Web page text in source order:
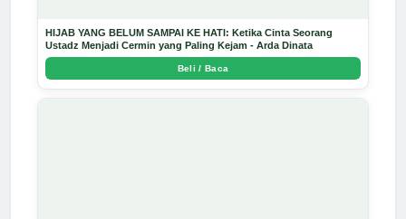
HIJAB YANG BELUM SAMPAI KE HATI: Ketika Cinta Seorang
Ustadz Menjadi Cermin yang Paling Kejam - Arda Dinata
Beli / Baca